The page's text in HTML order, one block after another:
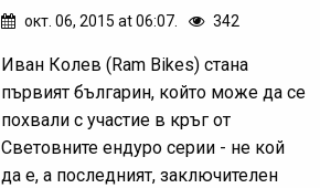
окт. 06, 2015 at 06:07. 342
Иван Колев (Ram Bikes) стана
първият българин, който може да се
похвали с участие в кръг от
Световните ендуро серии - не кой
да е, а последният, заключителен